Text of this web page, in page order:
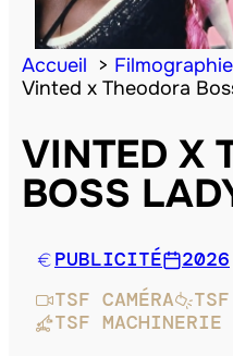
Accueil Filmographie
Vinted x Theodora
VINTED X
BOSS
PUBLICITÉ
2026
TSF CAMÉRA
TSF MACHINERIE